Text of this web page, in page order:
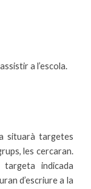
a l’escola.
situarà targetes
les cercaran.
indicada
d’escriure a la